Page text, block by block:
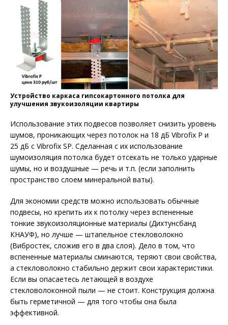
Устройство каркаса гипсокартонного потолка для
улучшения звукоизоляции квартиры
Использование этих подвесов позволяет снизить уровень
шумов, проникающих через потолок на 18 дБ Vibrofix P и
25 дБ с Vibrofix SP. Сделанная с их использование
шумоизоляция потолка будет отсекать не только ударные
шумы, но и воздушные — речь и т.п. (если заполнить
пространство слоем минеральной ваты).
Для экономии средств можно использовать обычные
подвесы, но крепить их к потолку через вспененные
тонкие звукоизоляционные материалы (Дихтунсбанд
КНАУФ), но лучше — штапельное стекловолокно
(Вибростек, сложив его в два слоя). Дело в том, что
вспененные материалы сминаются, теряют свои свойства,
а стекловолокно стабильно держит свои характеристики.
Если вы опасаетесь летающей в воздухе
стекловолоконной пыли — не стоит. Конструкция должна
быть герметичной — для того чтобы она была
эффективной.